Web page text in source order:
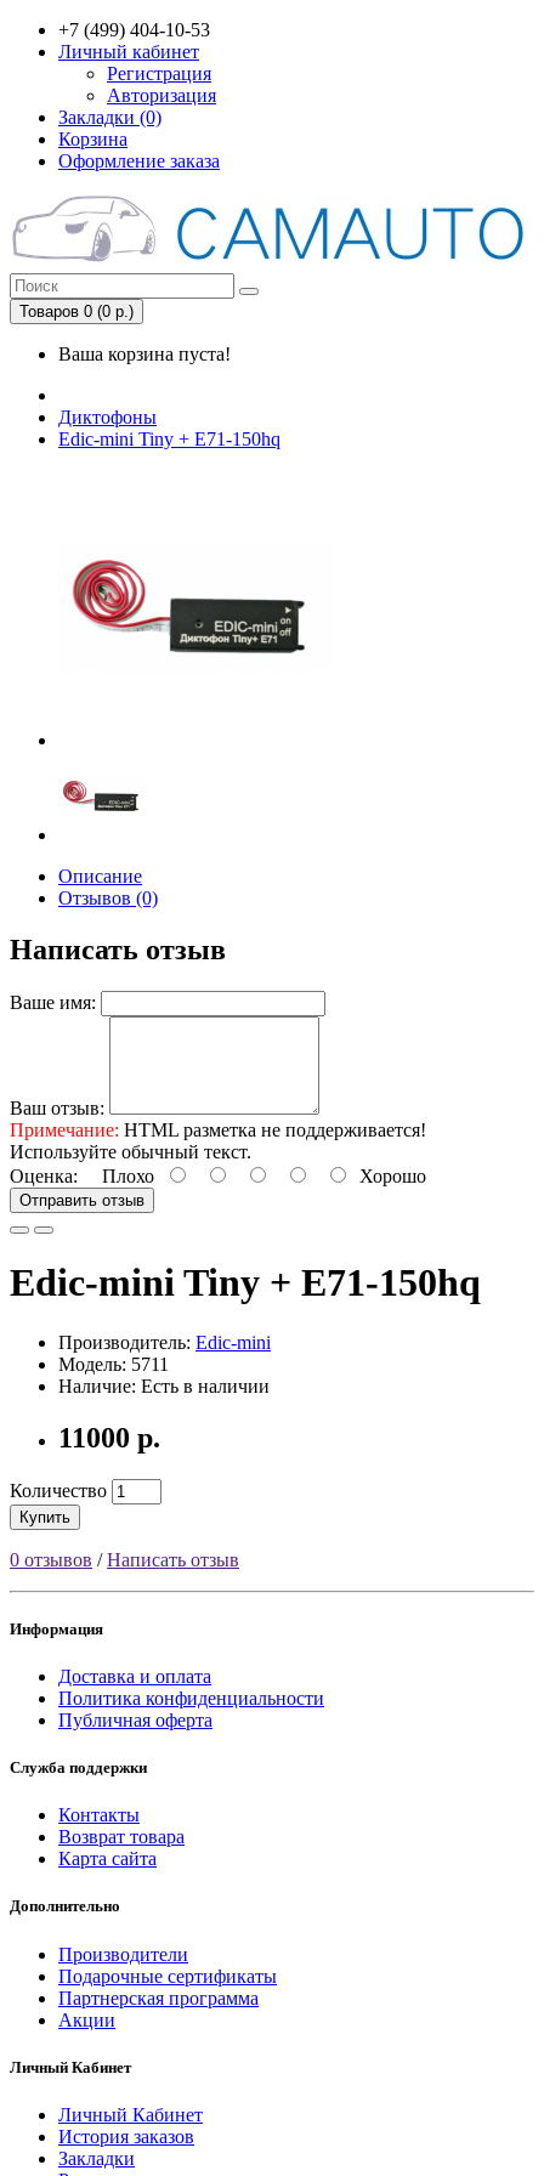
+7 (499) 404-10-53
Личный кабинет
Регистрация
Авторизация
Закладки (0)
Корзина
Оформление заказа
Товаров 0 (0 р.)
Ваша корзина пуста!
Диктофоны
Edic-mini Tiny + E71-150hq
Описание
Отзывов (0)
Написать отзыв
Ваше имя:
Ваш отзыв:
Примечание: HTML разметка не поддерживается!
Используйте обычный текст.
Оценка: Плохо Хорошо
Отправить отзыв
Edic-mini Tiny + E71-150hq
Производитель: Edic-mini
Модель: 5711
Наличие: Есть в наличии
11000 р.
Количество
Купить
0 отзывов /Написать отзыв
Информация
Доставка и оплата
Политика конфиденциальности
Публичная оферта
Служба поддержки
Контакты
Возврат товара
Карта сайта
Дополнительно
Производители
Подарочные сертификаты
Партнерская программа
Акции
Личный Кабинет
Личный Кабинет
История заказов
Закладки